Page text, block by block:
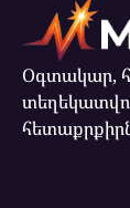
Օգտակար,